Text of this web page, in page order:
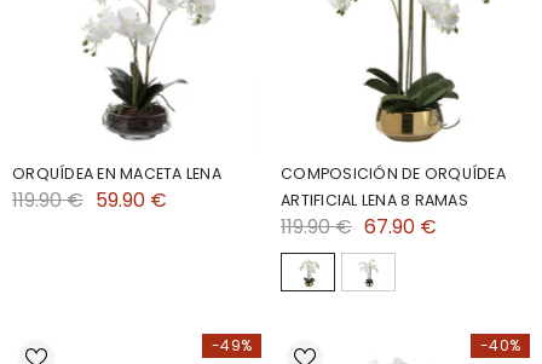
ORQUÍDEA EN MACETA LENA
119.90 € 59.90 €
COMPOSICIÓN DE ORQUÍDEA
ARTIFICIAL LENA 8 RAMAS
119.90 € 67.90 €
-49% -40%